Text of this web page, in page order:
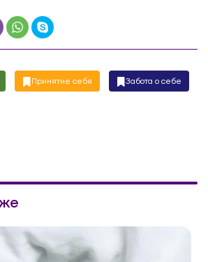
Принятие себя Забота о себе